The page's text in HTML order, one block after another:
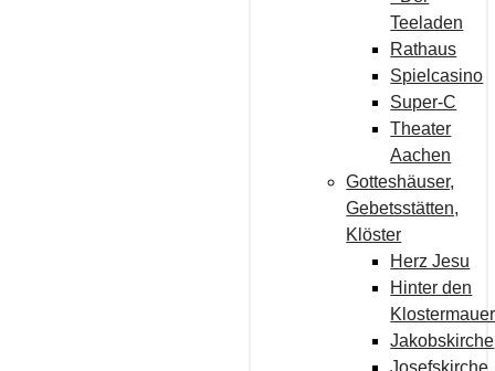
Teeladen
Rathaus
Spielcasino
Super-C
Theater
Aachen
Gotteshäuser,
Gebetsstätten,
Klöster
Herz Jesu
Hinter den
Jakobskirche
Josefskirche